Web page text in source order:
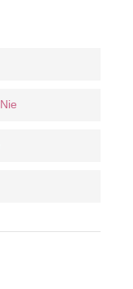
Nie